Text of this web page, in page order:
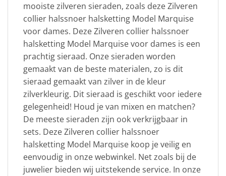
mooiste zilveren sieraden, zoals deze Zilveren
collier halssnoer halsketting Model Marquise
voor dames. Deze Zilveren collier halssnoer
halsketting Model Marquise voor dames is een
prachtig sieraad. Onze sieraden worden
gemaakt van de beste materialen, zo is dit
sieraad gemaakt van zilver in de kleur
zilverkleurig. Dit sieraad is geschikt voor iedere
gelegenheid! Houd je van mixen en matchen?
De meeste sieraden zijn ook verkrijgbaar in
sets. Deze Zilveren collier halssnoer
halsketting Model Marquise koop je veilig en
eenvoudig in onze webwinkel. Net zoals bij de
juwelier bieden wij uitstekende service. In onze